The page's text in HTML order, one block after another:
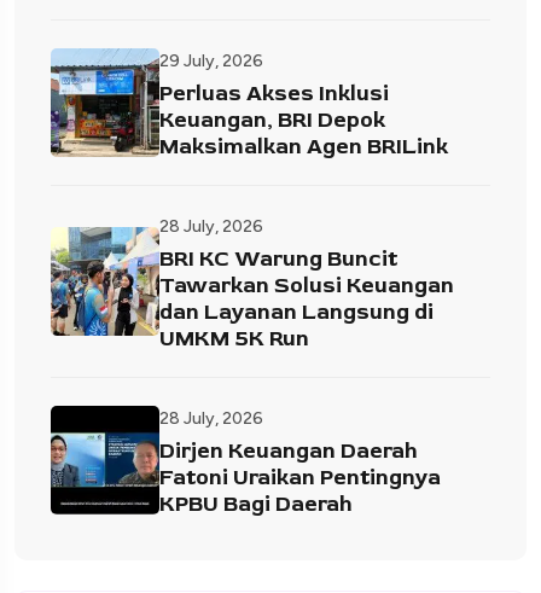
29 July, 2026
Perluas Akses Inklusi
Keuangan, BRI Depok
Maksimalkan Agen BRILink
28 July, 2026
BRI KC Warung Buncit
Tawarkan Solusi Keuangan
dan Layanan Langsung di
UMKM 5K Run
28 July, 2026
Dirjen Keuangan Daerah
Fatoni Uraikan Pentingnya
KPBU Bagi Daerah